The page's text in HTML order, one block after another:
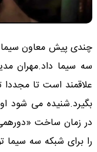
چندی پیش معاون سیما
سه سیما داد.مهران
علاقمند است تا مجددا
بگیرد.شنیده می شود
در زمان ساخت
را برای شبکه سه سیما